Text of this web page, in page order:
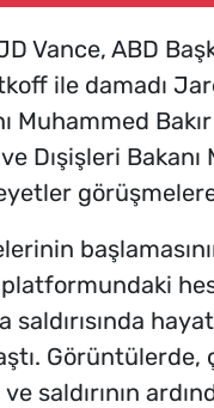
Vance, ABD
ile damadı
Muhammed
Dışişleri
görüşmelere
Görüntülerde,
ve saldırının